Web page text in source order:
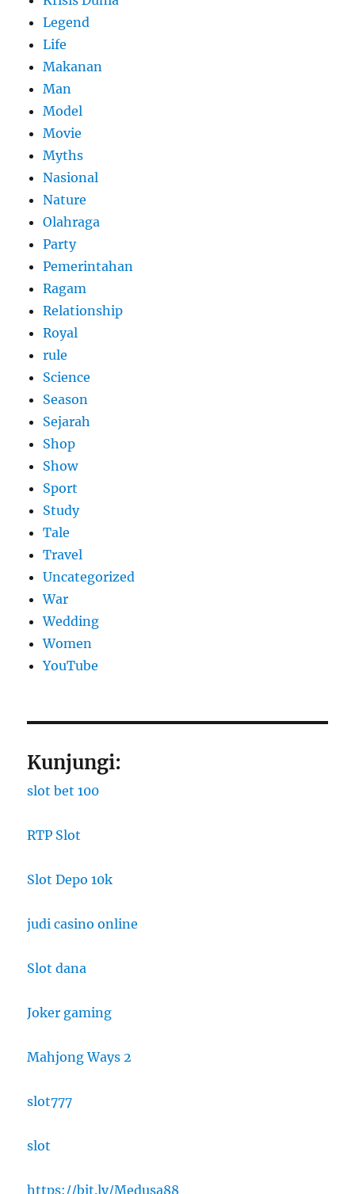
Legend
Life
Makanan
Man
Model
Movie
Myths
Nasional
Nature
Olahraga
Party
Pemerintahan
Ragam
Relationship
Royal
rule
Science
Season
Sejarah
Shop
Show
Sport
Study
Tale
Travel
Uncategorized
War
Wedding
Women
YouTube
Kunjungi:
slot bet 100
RTP Slot
Slot Depo 10k
judi casino online
Slot dana
Joker gaming
Mahjong Ways 2
slot777
slot
https://bit.ly/Medusa88